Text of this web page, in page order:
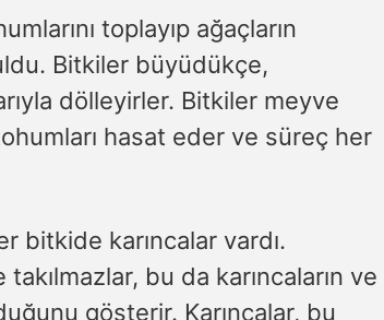
toplayıp ağaçların
Bitkiler büyüdükçe,
dölleyirler. Bitkiler meyve
hasat eder ve süreç her
bitkide karıncalar vardı.
bu da karıncaların ve
gösterir. Karıncalar, bu